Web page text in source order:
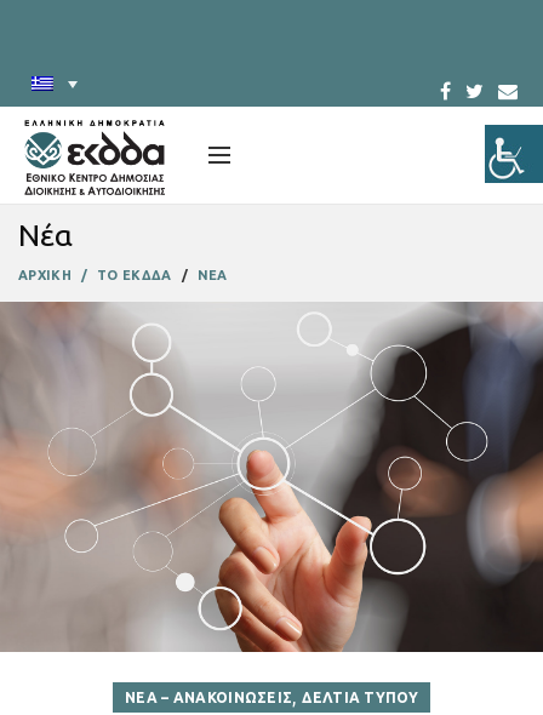
Νέα
ΑΡΧΙΚΗ ΤΟ ΕΚΔΔΑ ΝΕΑ
ΝΕΑ – ΑΝΑΚΟΙΝΩΣΕΙΣ,ΔΕΛΤΙΑ ΤΥΠΟΥ